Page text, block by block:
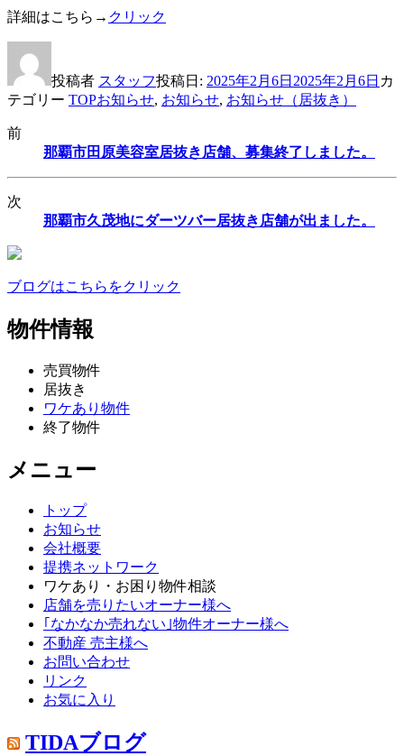
詳細はこちら→ クリック
投稿者 スタッフ投稿日: 2025年2月6日 2025年2月6日 カ
テゴリー TOPお知らせ, お知らせ, お知らせ（居抜き）
前
那覇市田原美容室居抜き店舗、募集終了しました。
次
那覇市久茂地にダーツバー居抜き店舗が出ました。
ブログはこちらをクリック
物件情報
売買物件
居抜き
ワケあり物件
終了物件
メニュー
トップ
お知らせ
会社概要
提携ネットワーク
ワケあり・お困り物件相談
店舗を売りたいオーナー様へ
｢なかなか売れない｣物件オーナー様へ
不動産 売主様へ
お問い合わせ
リンク
お気に入り
TIDAブログ